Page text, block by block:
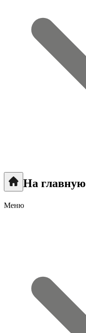
На главную
Меню